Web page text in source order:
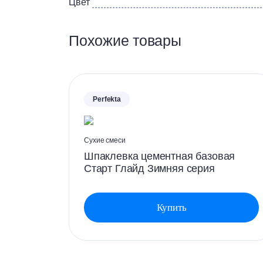
Цвет
Похожие товары
Perfekta
Сухие смеси
Шпаклевка цементная базовая
Старт Глайд Зимняя серия
Купить